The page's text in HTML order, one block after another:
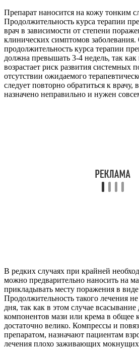
Препарат наносится на кожу тонким
Продолжительность курса терапии
врач в зависимости от степени
клинических симптомов
продолжительность курса терапии
должна превышать 3-4 недель, так как
возрастает риск развития системных
отсутствии ожидаемого
следует повторно обратиться к врачу,
назначено неправильно и нужен
В редких случаях при крайней
можно предварительно наносить на
прикладывать месту поражения в
Продолжительность такого лечения
дня, так как в этом случае
компонентов мази или крема в общее
достаточно велико. Компрессы и
препаратом, назначают пациентам
лечения плохо заживающих